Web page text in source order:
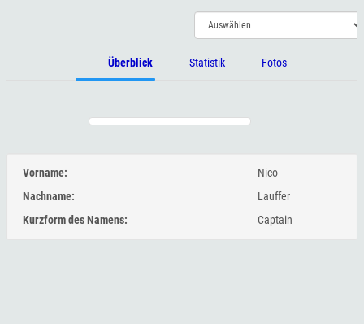
Überblick Statistik Fotos
Vorname:
Nico
Nachname:
Lauffer
Kurzform des Namens:
Captain